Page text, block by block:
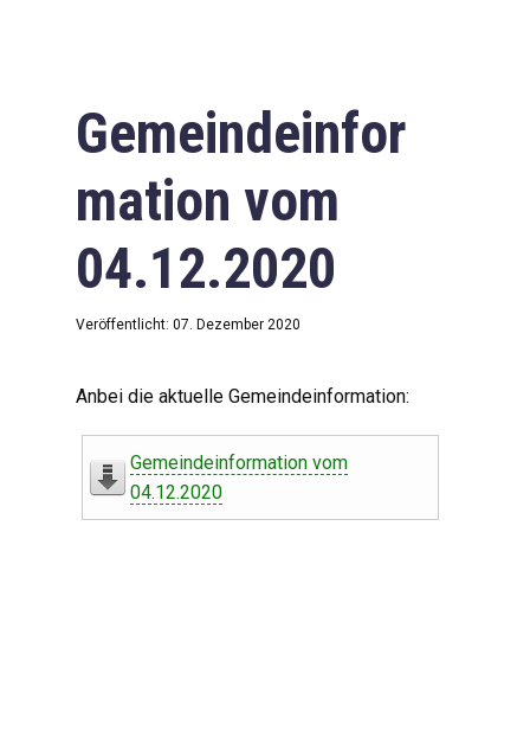
Gemeindeinfor
mation vom
04.12.2020
Veröffentlicht: 07. Dezember 2020
Anbei die aktuelle Gemeindeinformation:
Gemeindeinformation vom
04.12.2020